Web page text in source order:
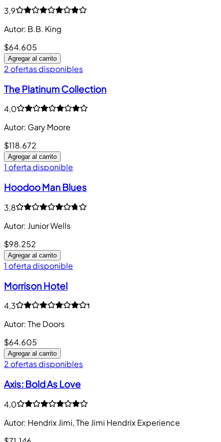
3,9
Autor: B.B. King
$64.605
Agregar al carrito
2 ofertas disponibles
The Platinum Collection
4,0
Autor: Gary Moore
$118.672
Agregar al carrito
1 oferta disponible
Hoodoo Man Blues
3,8
Autor: Junior Wells
$98.252
Agregar al carrito
1 oferta disponible
Morrison Hotel
4,3
Autor: The Doors
$64.605
Agregar al carrito
2 ofertas disponibles
Axis: Bold As Love
4,0
Autor: Hendrix Jimi, The Jimi Hendrix Experience